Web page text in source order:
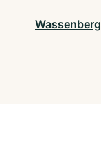
Wassenberg